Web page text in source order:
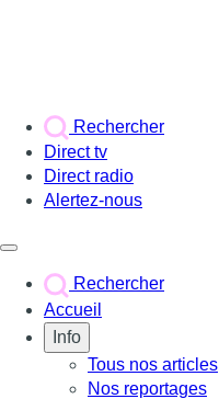
Rechercher
Direct tv
Direct radio
Alertez-nous
Rechercher
Accueil
Info
Tous nos articles
Nos reportages